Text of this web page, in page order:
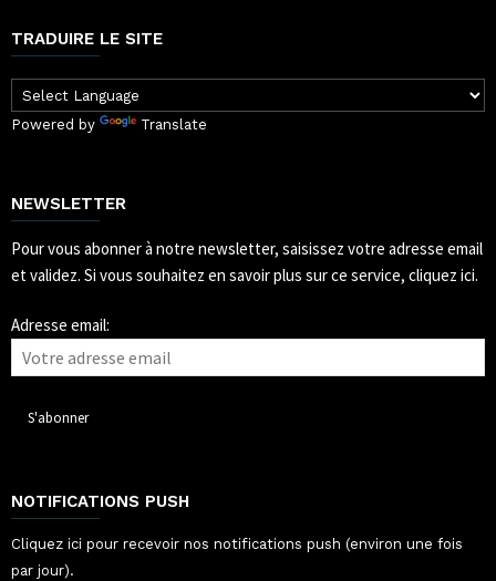
TRADUIRE LE SITE
Powered by Translate
NEWSLETTER
Pour vous abonner à notre newsletter, saisissez votre adresse email
et validez. Si vous souhaitez en savoir plus sur ce service, cliquez ici.
Adresse email:
NOTIFICATIONS PUSH
Cliquez ici pour recevoir nos notifications push (environ une fois
par jour).